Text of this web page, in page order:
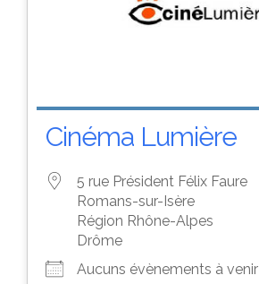
Cinéma Lumière
5 rue Président Félix Faure
Romans-sur-Isère
Région Rhône-Alpes
Drôme
Aucuns évènements à venir